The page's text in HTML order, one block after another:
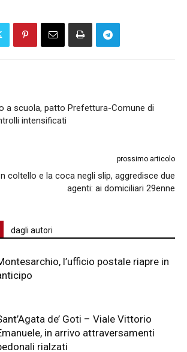
a scuola, patto Prefettura-Comune di
intensificati
prossimo articolo
coltello e la coca negli slip, aggredisce due
agenti: ai domiciliari 29enne
dagli autori
l’ufficio postale riapre in
de’ Goti – Viale Vittorio
in arrivo attraversamenti
rialzati